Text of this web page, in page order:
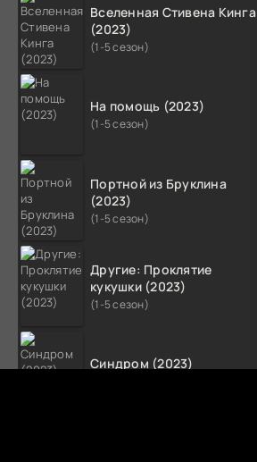
Вселенная Стивена Кинга
(2023)
(1-5 сезон)
На помощь (2023)
(1-5 сезон)
Портной из Бруклина
(2023)
(1-5 сезон)
Другие: Проклятие
кукушки (2023)
(1-5 сезон)
Синдром (2023)